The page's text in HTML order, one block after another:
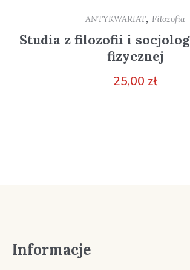
ANTYKWARIAT, Filozofia
Studia z filozofii i
fizycznej
25,00 zł
Informacje